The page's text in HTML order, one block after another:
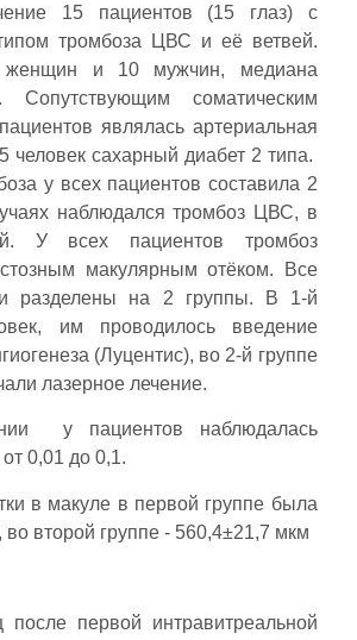
15 пациентов (15 глаз) с
тромбоза ЦВС и её ветвей.
и 10 мужчин, медиана
Сопутствующим соматическим
являлась артериальная
человек сахарный диабет 2 типа.
у всех пациентов составила 2
наблюдался тромбоз ЦВС, в
У всех пациентов тромбоз
макулярным отёком. Все
разделены на 2 группы. В 1-й
им проводилось введение
(Луцентис), во 2-й группе
лазерное лечение.
у пациентов наблюдалась
0,01 до 0,1.
в макуле в первой группе была
второй группе - 560,4±21,7 мкм
первой интравитреальной